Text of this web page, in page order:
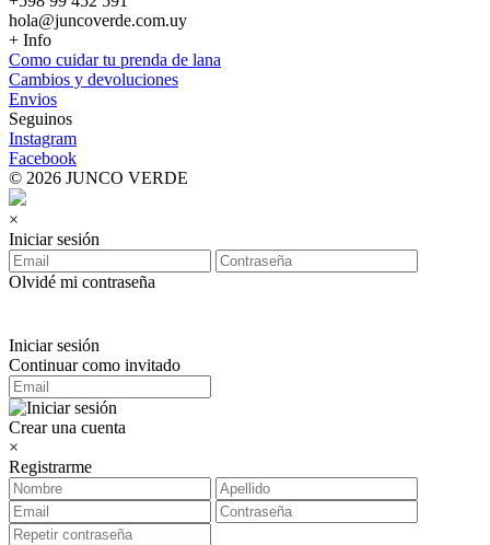
hola@juncoverde.com.uy
+ Info
Como cuidar tu prenda de lana
Cambios y devoluciones
Envios
Seguinos
Instagram
Facebook
© 2026 JUNCO VERDE
×
Iniciar sesión
Olvidé mi contraseña
Iniciar sesión
Continuar como invitado
Crear una cuenta
×
Registrarme